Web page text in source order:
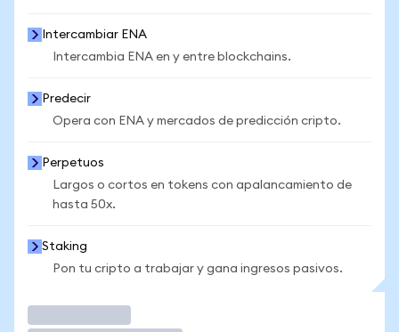
Intercambiar ENA
Intercambia ENA en y entre blockchains.
Predecir
Opera con ENA y mercados de predicción cripto.
Perpetuos
Largos o cortos en tokens con apalancamiento de
hasta 50x.
Staking
Pon tu cripto a trabajar y gana ingresos pasivos.